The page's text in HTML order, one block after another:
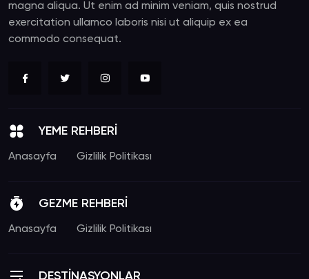
magna aliqua. Ut enim ad minim veniam, quis nostrud
exercitation ullamco laboris nisi ut aliquip ex ea
commodo consequat.
YEME REHBERİ
Anasayfa Gizlilik Politikası
GEZME REHBERİ
Anasayfa Gizlilik Politikası
DESTİNASYONLAR